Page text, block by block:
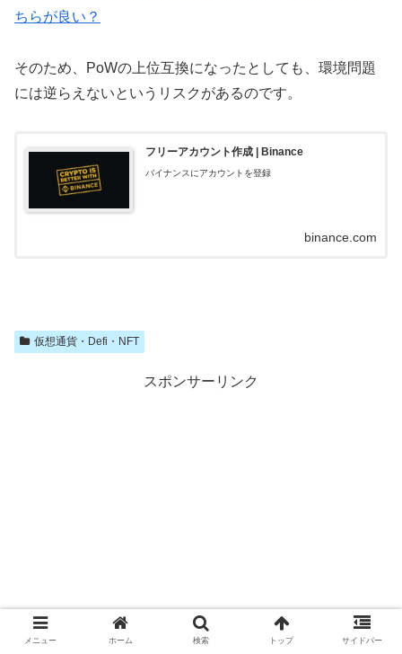
ちらが良い？
そのため、PoWの上位互換になったとしても、環境問題
には逆らえないというリスクがあるのです。
フリーアカウント作成 | Binance
バイナンスにアカウントを登録
binance.com
仮想通貨・Defi・NFT
スポンサーリンク
メニュー ホーム 検索 トップ サイドバー